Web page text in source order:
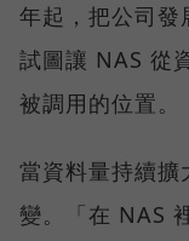
年起，把公司發
試圖讓 NAS 從
被調用的位置。
當資料量持續擴
變。「在 NAS